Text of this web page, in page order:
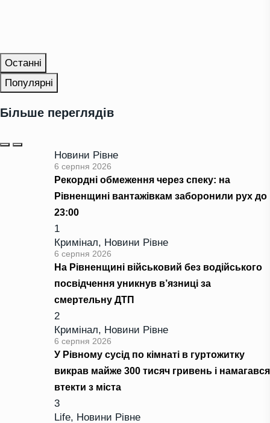
Останні
Популярні
Більше переглядів
Новини Рівне
6 серпня 2026
Рекордні обмеження через спеку: на
Рівненщині вантажівкам заборонили рух до
23:00
1
Кримінал, Новини Рівне
6 серпня 2026
На Рівненщині військовий без водійського
посвідчення уникнув в’язниці за
смертельну ДТП
2
Кримінал, Новини Рівне
6 серпня 2026
У Рівному сусід по кімнаті в гуртожитку
викрав майже 300 тисяч гривень і намагався
втекти з міста
3
Life, Новини Рівне